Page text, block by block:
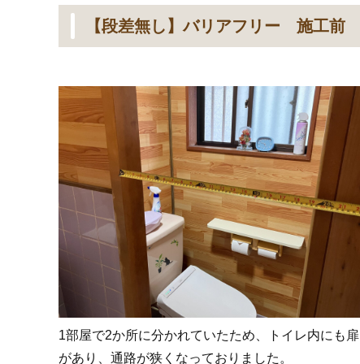
【段差無し】バリアフリー 施工前
1部屋で2か所に分かれていたため、トイレ内にも扉
があり、通路が狭くなっておりました。